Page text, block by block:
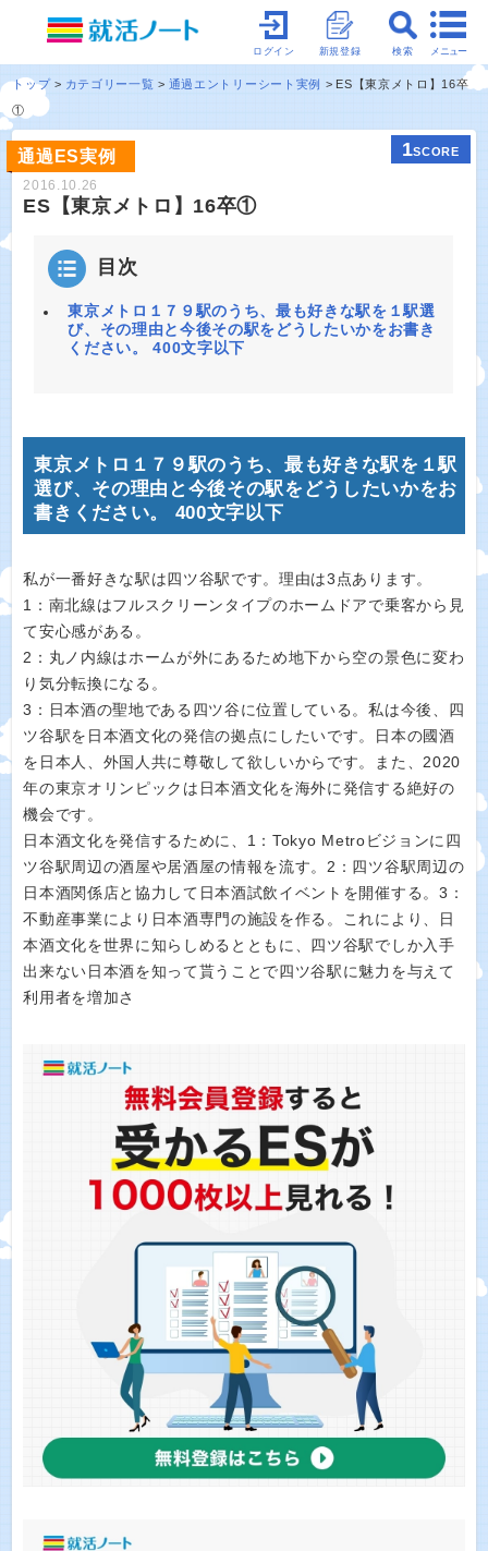
メニュー
検索
新規登録
ログイン
トップ カテゴリー一覧 通過エントリーシート実例
ES【東京メトロ】16卒
①
通過ES実例 1SCORE
2016.10.26
ES【東京メトロ】16卒①
目次
東京メトロ１７９駅のうち、最も好きな駅を１駅選
び、その理由と今後その駅をどうしたいかをお書き
ください。 400文字以下
東京メトロ１７９駅のうち、最も好きな駅を１駅
選び、その理由と今後その駅をどうしたいかをお
書きください。 400文字以下
私が一番好きな駅は四ツ谷駅です。理由は3点あります。
1：南北線はフルスクリーンタイプのホームドアで乗客から見
て安心感がある。
2：丸ノ内線はホームが外にあるため地下から空の景色に変わ
り気分転換になる。
3：日本酒の聖地である四ツ谷に位置している。私は今後、四
ツ谷駅を日本酒文化の発信の拠点にしたいです。日本の國酒
を日本人、外国人共に尊敬して欲しいからです。また、2020
年の東京オリンピックは日本酒文化を海外に発信する絶好の
機会です。
日本酒文化を発信するために、1：Tokyo Metroビジョンに四
ツ谷駅周辺の酒屋や居酒屋の情報を流す。2：四ツ谷駅周辺の
日本酒関係店と協力して日本酒試飲イベントを開催する。3：
不動産事業により日本酒専門の施設を作る。これにより、日
本酒文化を世界に知らしめるとともに、四ツ谷駅でしか入手
出来ない日本酒を知って貰うことで四ツ谷駅に魅力を与えて
利用者を増加さ